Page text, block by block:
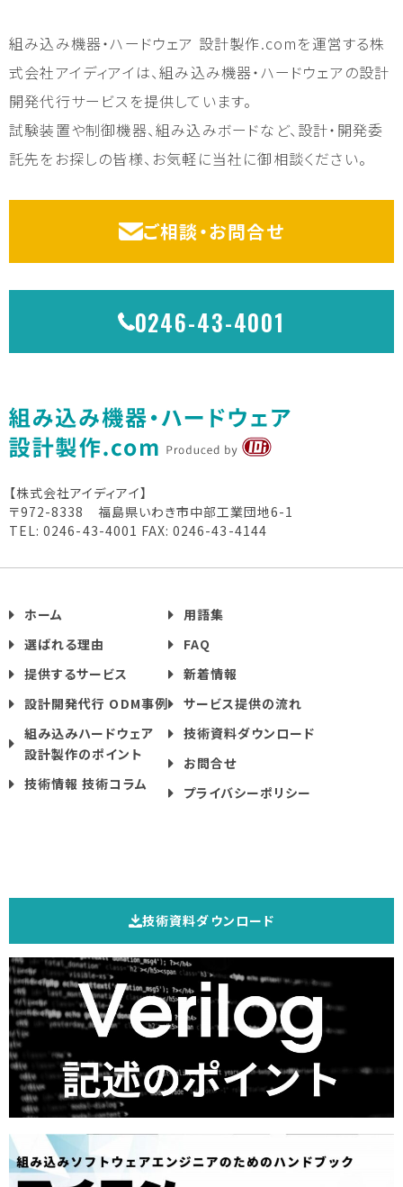
組み込み機器・ハードウェア 設計製作.comを運営する株
式会社アイディアイは、組み込み機器・ハードウェアの設計
開発代行サービスを提供しています。
試験装置や制御機器、組み込みボードなど、設計・開発委
託先をお探しの皆様、お気軽に当社に御相談ください。
ご相談・お問合せ
0246-43-4001
【株式会社アイディアイ】
〒972-8338 福島県いわき市中部工業団地6-1
TEL: 0246-43-4001 FAX: 0246-43-4144
ホーム
選ばれる理由
提供するサービス
設計開発代行 ODM事例
組み込みハードウェア
設計製作のポイント
技術情報 技術コラム
用語集
FAQ
新着情報
サービス提供の流れ
技術資料ダウンロード
お問合せ
プライバシーポリシー
技術資料ダウンロード